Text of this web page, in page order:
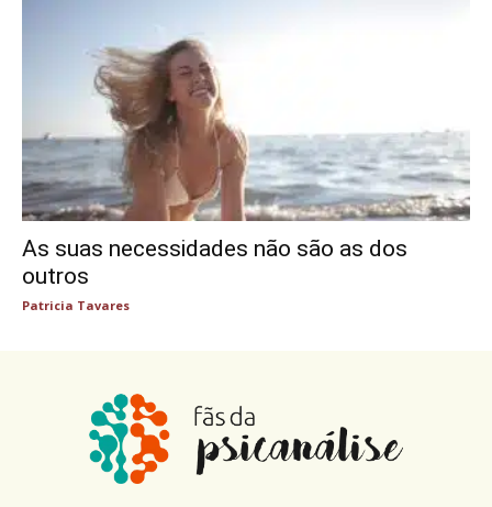
As suas necessidades não são as dos
outros
Patricia Tavares